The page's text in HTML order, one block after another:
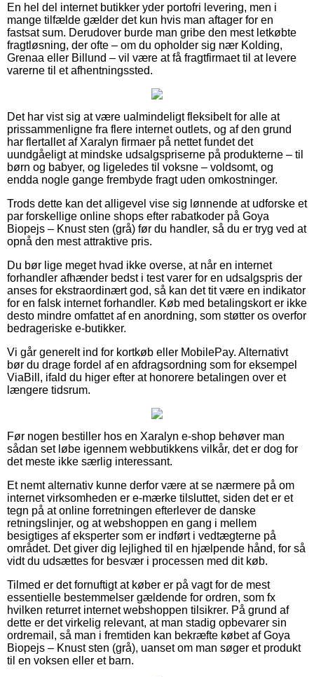
En hel del internet butikker yder portofri levering, men i
mange tilfælde gælder det kun hvis man aftager for en
fastsat sum. Derudover burde man gribe den mest letkøbte
fragtløsning, der ofte – om du opholder sig nær Kolding,
Grenaa eller Billund – vil være at få fragtfirmaet til at levere
varerne til et afhentningssted.
Det har vist sig at være ualmindeligt fleksibelt for alle at
prissammenligne fra flere internet outlets, og af den grund
har flertallet af Xaralyn firmaer på nettet fundet det
uundgåeligt at mindske udsalgspriserne på produkterne – til
børn og babyer, og ligeledes til voksne – voldsomt, og
endda nogle gange frembyde fragt uden omkostninger.
Trods dette kan det alligevel vise sig lønnende at udforske et
par forskellige online shops efter rabatkoder på Goya
Biopejs – Knust sten (grå) før du handler, så du er tryg ved at
opnå den mest attraktive pris.
Du bør lige meget hvad ikke overse, at når en internet
forhandler afhænder bedst i test varer for en udsalgspris der
anses for ekstraordinært god, så kan det tit være en indikator
for en falsk internet forhandler. Køb med betalingskort er ikke
desto mindre omfattet af en anordning, som støtter os overfor
bedrageriske e-butikker.
Vi går generelt ind for kortkøb eller MobilePay. Alternativt
bør du drage fordel af en afdragsordning som for eksempel
ViaBill, ifald du higer efter at honorere betalingen over et
længere tidsrum.
Før nogen bestiller hos en Xaralyn e-shop behøver man
sådan set løbe igennem webbutikkens vilkår, det er dog for
det meste ikke særlig interessant.
Et nemt alternativ kunne derfor være at se nærmere på om
internet virksomheden er e-mærke tilsluttet, siden det er et
tegn på at online forretningen efterlever de danske
retningslinjer, og at webshoppen en gang i mellem
besigtiges af eksperter som er indført i vedtægterne på
området. Det giver dig lejlighed til en hjælpende hånd, for så
vidt du udsættes for besvær i processen med dit køb.
Tilmed er det fornuftigt at køber er på vagt for de mest
essentielle bestemmelser gældende for ordren, som fx
hvilken returret internet webshoppen tilsikrer. På grund af
dette er det virkelig relevant, at man stadig opbevarer sin
ordremail, så man i fremtiden kan bekræfte købet af Goya
Biopejs – Knust sten (grå), uanset om man søger et produkt
til en voksen eller et barn.